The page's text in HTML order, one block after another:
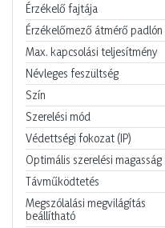
Érzékelő fajtája
Érzékelőmező átmérő padlón
Max. kapcsolási teljesítmény
Névleges feszültség
Szín
Szerelési mód
Védettségi fokozat (IP)
Optimális szerelési magasság
Távműködtetés
Megszólalási megvilágítás
beállítható